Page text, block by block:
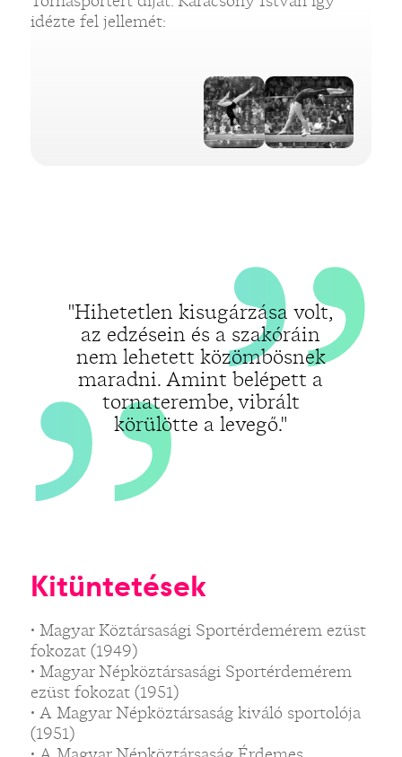
idézte fel jellemét:
"Hihetetlen kisugárzása volt,
az edzésein és a szakóráin
nem lehetett közömbösnek
maradni. Amint belépett a
tornaterembe, vibrált
körülötte a levegő."
„„
Kitüntetések
• Magyar Köztársasági Sportérdemérem ezüst
fokozat (1949)
• Magyar Népköztársasági Sportérdemérem
ezüst fokozat (1951)
• A Magyar Népköztársaság kiváló sportolója
(1951)